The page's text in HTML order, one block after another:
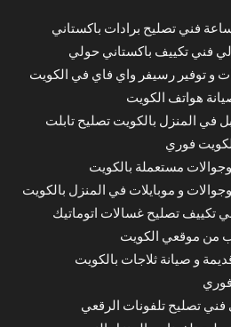
فني تكييف باكستاني حولي
و توفير رسيفر واي فاي في الكويت
هواتف الكويت
في المنزل بالكويت تصليح تابلت
فوري
مستعملة بالكويت
و موبايلات في المنزل بالكويت
تكييف تصليح غسالات اتوماتيك
من موقعي الكويت
و صيانة ثلاجات بالكويت
فوري
تصليح تلفونات الرقعي